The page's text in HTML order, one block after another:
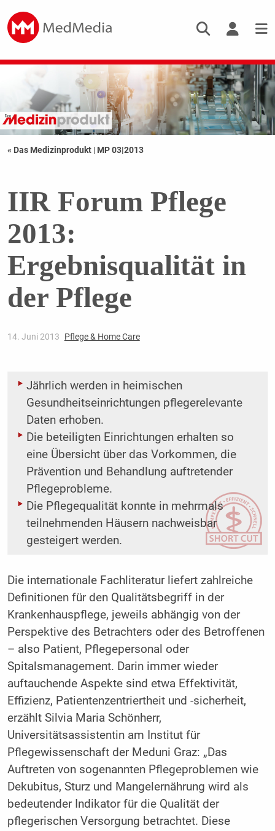
« Das Medizinprodukt | MP 03|2013
IIR Forum Pflege
2013:
Ergebnisqualität in
der Pflege
14. Juni 2013 Pflege & Home Care
Jährlich werden in heimischen
Gesundheitseinrichtungen ­pflegerelevante
Daten erhoben.
Die beteiligten Einrichtungen erhalten so
eine Übersicht über das Vorkommen, die
Prävention und Behandlung auftretender
Pflegeprobleme.
Die Pflegequalität konnte in mehrmals
teilnehmenden Häusern ­nachweisbar
gesteigert werden.
Die internationale Fachliteratur liefert zahlreiche
Definitionen für den Qualitätsbegriff in der
Krankenhauspflege, jeweils abhängig von der
Perspektive des Betrachters oder des Betroffenen
– also Patient, Pflegepersonal oder
Spitalsmanagement. Darin immer wieder
auftauchende Aspekte sind etwa Effektivität,
Effizienz, Patientenzentriertheit und -sicherheit,
erzählt Silvia Maria Schönherr,
Universitätsassistentin am Institut für
Pflegewissenschaft der Meduni Graz: „Das
Auftreten von sogenannten Pflegeproblemen wie
Dekubitus, Sturz und Mangelernährung wird als
bedeutender Indikator für die Qualität der
pflegerischen Versorgung betrachtet. Diese